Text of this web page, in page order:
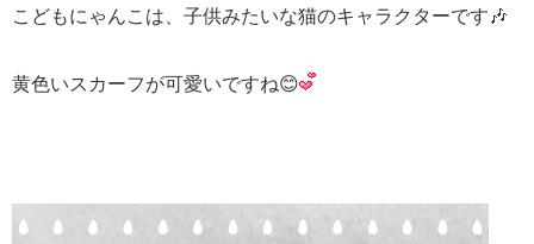
こどもにゃんこは、子供みたいな猫のキャラクターです🎶
黄色いスカーフが可愛いですね😊